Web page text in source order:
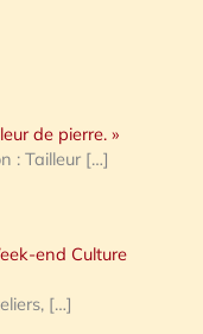
de pierre. »
: Tailleur […]
end Culture
[…]